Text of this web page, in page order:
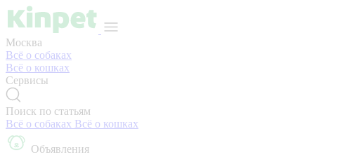
Москва
Всё о собаках
Всё о кошках
Сервисы
Поиск по статьям
Всё о собаках Всё о кошках
Объявления